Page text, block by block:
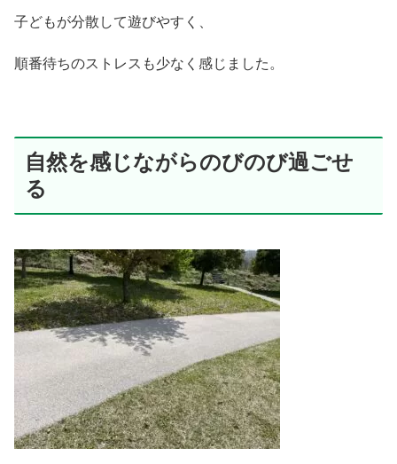
子どもが分散して遊びやすく、
順番待ちのストレスも少なく感じました。
自然を感じながらのびのび過ごせ
る